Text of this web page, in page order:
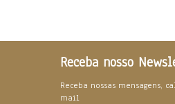
Receba nosso
Receba nossas mensagens,
mail